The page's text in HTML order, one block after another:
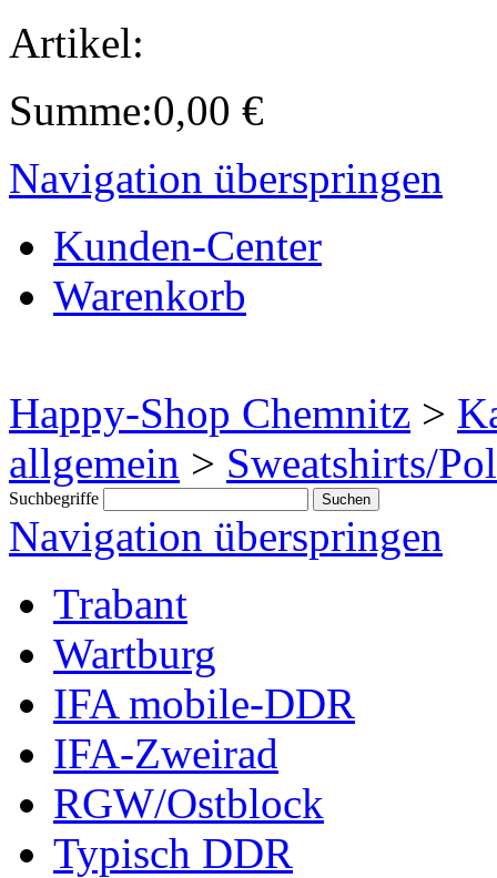
Artikel:
Summe:0,00 €
Navigation überspringen
Kunden-Center
Warenkorb
Happy-Shop Chemnitz >
allgemein > Sweatshirts/
Suchbegriffe
Navigation überspringen
Trabant
Wartburg
IFA mobile-DDR
IFA-Zweirad
RGW/Ostblock
Typisch DDR